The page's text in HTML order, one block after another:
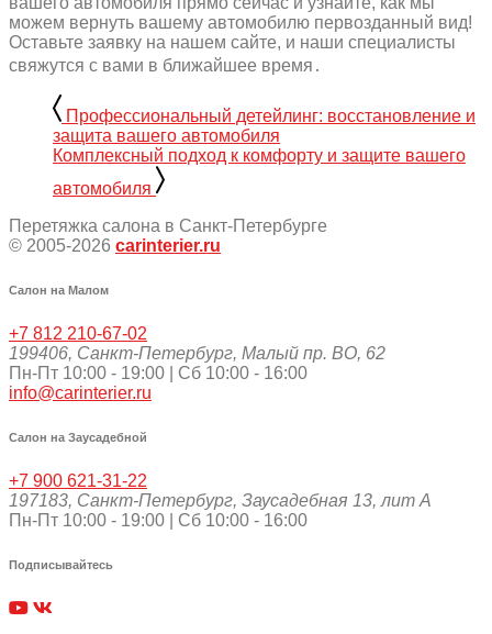
можем вернуть вашему автомобилю первозданный вид!
Оставьте заявку на нашем сайте, и наши специалисты
свяжутся с вами в ближайшее время․
Профессиональный детейлинг: восстановление и
защита вашего автомобиля
Комплексный подход к комфорту и защите вашего
автомобиля
Перетяжка салона в Санкт-Петербурге
© 2005-2026 carinterier.ru
Салон на Малом
+7 812 210-67-02
199406, Санкт-Петербург, Малый пр. ВО, 62
Пн-Пт 10:00 - 19:00 | Сб 10:00 - 16:00
info@carinterier.ru
Салон на Заусадебной
+7 900 621-31-22
197183, Санкт-Петербург, Заусадебная 13, лит А
Пн-Пт 10:00 - 19:00 | Сб 10:00 - 16:00
Подписывайтесь